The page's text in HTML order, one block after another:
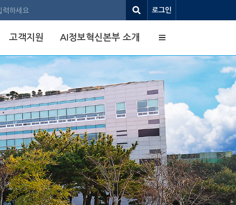
로그인
고객지원 AI정보혁신본부 소개 사이트맵
Office 365 라이선스
만료에 따른 안내사항
자세히 보기 →